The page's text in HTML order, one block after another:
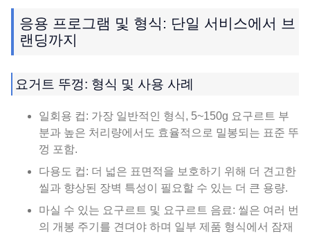
응용 프로그램 및 형식: 단일 서비스에서 브
랜딩까지
요거트 뚜껑: 형식 및 사용 사례
일회용 컵: 가장 일반적인 형식, 5~150g 요구르트 부
분과 높은 처리량에서도 효율적으로 밀봉되는 표준 뚜
껑 포함.
다용도 컵: 더 넓은 표면적을 보호하기 위해 더 견고한
씰과 향상된 장벽 특성이 필요할 수 있는 더 큰 용량.
마실 수 있는 요구르트 및 요구르트 음료: 씰은 여러 번
의 개봉 주기를 견뎌야 하며 일부 제품 형식에서 잠재